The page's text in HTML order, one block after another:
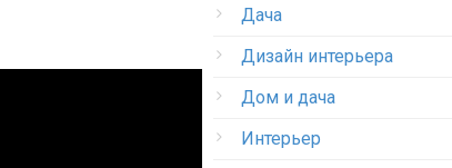
Дача
Дизайн интерьера
Дом и дача
Интерьер